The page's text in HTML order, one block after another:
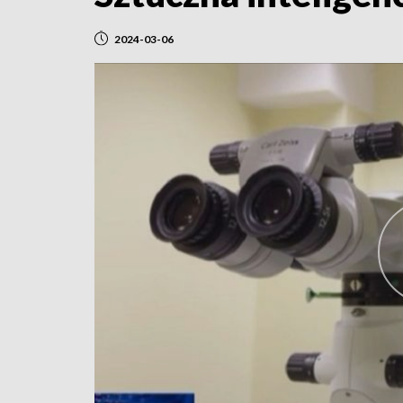
2024-03-06